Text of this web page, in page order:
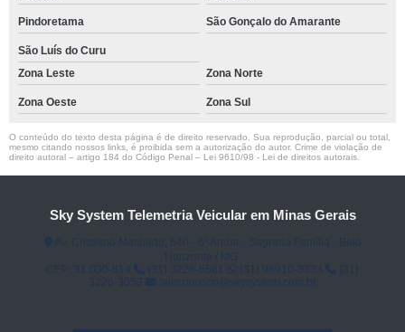
Pindoretama São Gonçalo do Amarante
São Luís do Curu
Zona Leste
Zona Norte
Zona Oeste Zona Sul
O conteúdo do texto desta página é de direito reservado. Sua reprodução, parcial ou total,
mesmo citando nossos links, é proibida sem a autorização do autor. Crime de violação de
direito autoral – artigo 184 do Código Penal – Lei 9610/98 - Lei de direitos autorais
Sky System Telemetria Veicular em Minas Gerais